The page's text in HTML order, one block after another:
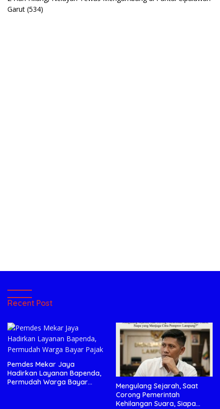
Garut (534)
Recent Post
Pemdes Mekar Jaya
Hadirkan Layanan Bapenda,
Permudah Warga Bayar
Mengulang Sejarah, Saat
Corong Pemerintah
Kehilangan Suara, Siapa